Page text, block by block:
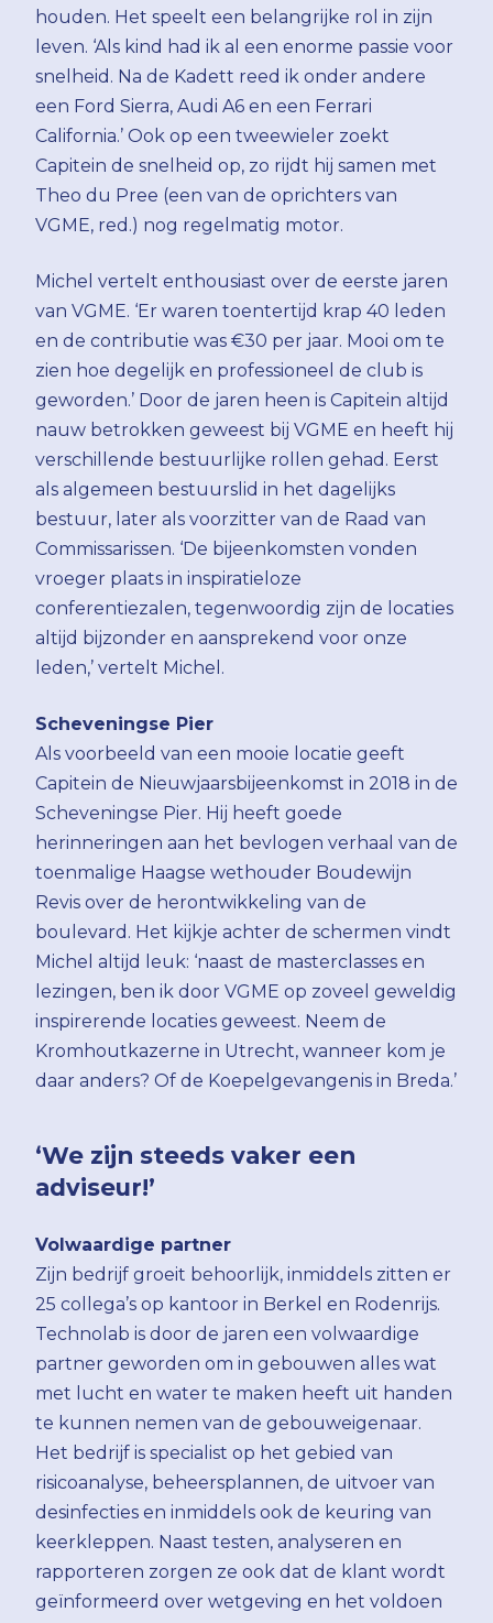
houden. Het speelt een belangrijke rol in zijn
leven. ‘Als kind had ik al een enorme passie voor
snelheid. Na de Kadett reed ik onder andere
een Ford Sierra, Audi A6 en een Ferrari
California.’ Ook op een tweewieler zoekt
Capitein de snelheid op, zo rijdt hij samen met
Theo du Pree (een van de oprichters van
VGME, red.) nog regelmatig motor.
Michel vertelt enthousiast over de eerste jaren
van VGME. ‘Er waren toentertijd krap 40 leden
en de contributie was €30 per jaar. Mooi om te
zien hoe degelijk en professioneel de club is
geworden.’ Door de jaren heen is Capitein altijd
nauw betrokken geweest bij VGME en heeft hij
verschillende bestuurlijke rollen gehad. Eerst
als algemeen bestuurslid in het dagelijks
bestuur, later als voorzitter van de Raad van
Commissarissen. ‘De bijeenkomsten vonden
vroeger plaats in inspiratieloze
conferentiezalen, tegenwoordig zijn de locaties
altijd bijzonder en aansprekend voor onze
leden,’ vertelt Michel.
Scheveningse Pier
Als voorbeeld van een mooie locatie geeft
Capitein de Nieuwjaarsbijeenkomst in 2018 in de
Scheveningse Pier. Hij heeft goede
herinneringen aan het bevlogen verhaal van de
toenmalige Haagse wethouder Boudewijn
Revis over de herontwikkeling van de
boulevard. Het kijkje achter de schermen vindt
Michel altijd leuk: ‘naast de masterclasses en
lezingen, ben ik door VGME op zoveel geweldig
inspirerende locaties geweest. Neem de
Kromhoutkazerne in Utrecht, wanneer kom je
daar anders? Of de Koepelgevangenis in Breda.’
‘We zijn steeds vaker een
adviseur!’
Volwaardige partner
Zijn bedrijf groeit behoorlijk, inmiddels zitten er
25 collega’s op kantoor in Berkel en Rodenrijs.
Technolab is door de jaren een volwaardige
partner geworden om in gebouwen alles wat
met lucht en water te maken heeft uit handen
te kunnen nemen van de gebouweigenaar.
Het bedrijf is specialist op het gebied van
risicoanalyse, beheersplannen, de uitvoer van
desinfecties en inmiddels ook de keuring van
keerkleppen. Naast testen, analyseren en
rapporteren zorgen ze ook dat de klant wordt
geïnformeerd over wetgeving en het voldoen